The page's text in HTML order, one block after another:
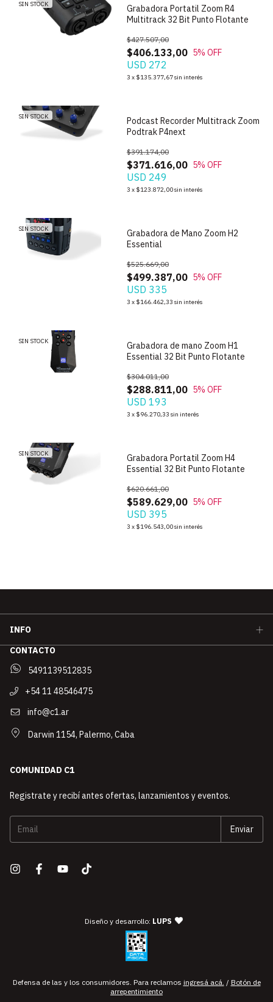
SIN STOCK
Grabadora Portatil Zoom R4
Multitrack 32 Bit Punto Flotante
$406.133,00
$427.507,00
5% OFF
USD 272
3 x $135.377,67sin interés
SIN STOCK
Podcast Recorder Multitrack Zoom
Podtrak P4next
$371.616,00
$391.174,00
5% OFF
USD 249
3 x $123.872,00sin interés
SIN STOCK
Grabadora de Mano Zoom H2
Essential
$499.387,00
$525.669,00
5% OFF
USD 335
3 x $166.462,33 sin interés
SIN STOCK
Grabadora de mano Zoom H1
Essential 32 Bit Punto Flotante
$288.811,00
$304.011,00
5% OFF
USD 193
3 x $96.270,33 sin interés
SIN STOCK
Grabadora Portatil Zoom H4
Essential 32 Bit Punto Flotante
$589.629,00
$620.661,00
5% OFF
USD 395
3 x $196.543,00sin interés
INFO
CONTACTO
5491139512835
+54 11 48546475
info@c1.ar
Darwin 1154, Palermo, Caba
COMUNIDAD C1
Registrate y recibí antes ofertas, lanzamientos y eventos.
Diseño y desarrollo: LUPS — agencia de diseño y
Defensa de las y los consumidores. Para reclamos ingresá acá. / Botón de
arrepentimiento